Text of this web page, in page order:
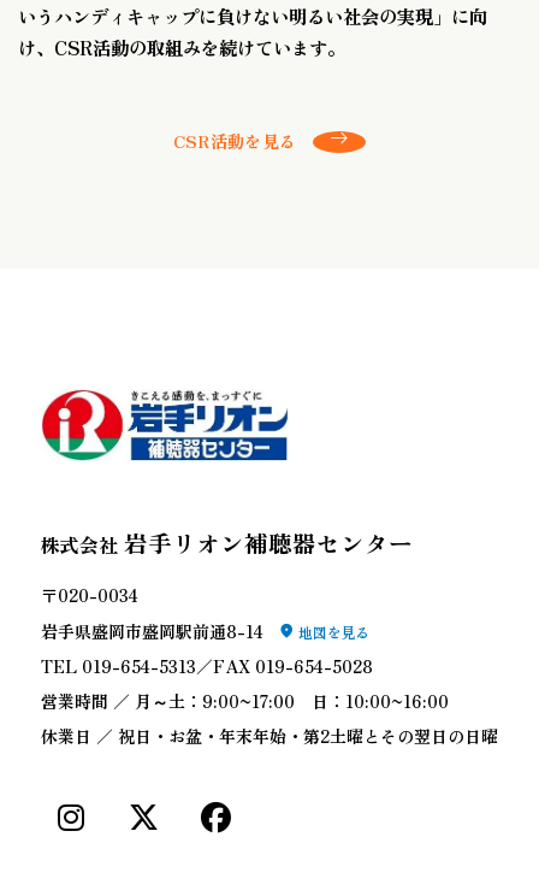
いうハンディキャップに負けない明るい社会の実現」に向
け、 CSR活動の取組みを続けています。
CSR活動を見る
株式会社 岩手リオン補聴器センター
〒020-0034
岩手県盛岡市盛岡駅前通8-14
地図を見る
TEL 019-654-5313／FAX 019-654-5028
営業時間 ／ 月～土：9:00~17:00 日：10:00~16:00
休業日 ／ 祝日・お盆・年末年始・第2土曜とその翌日の日曜